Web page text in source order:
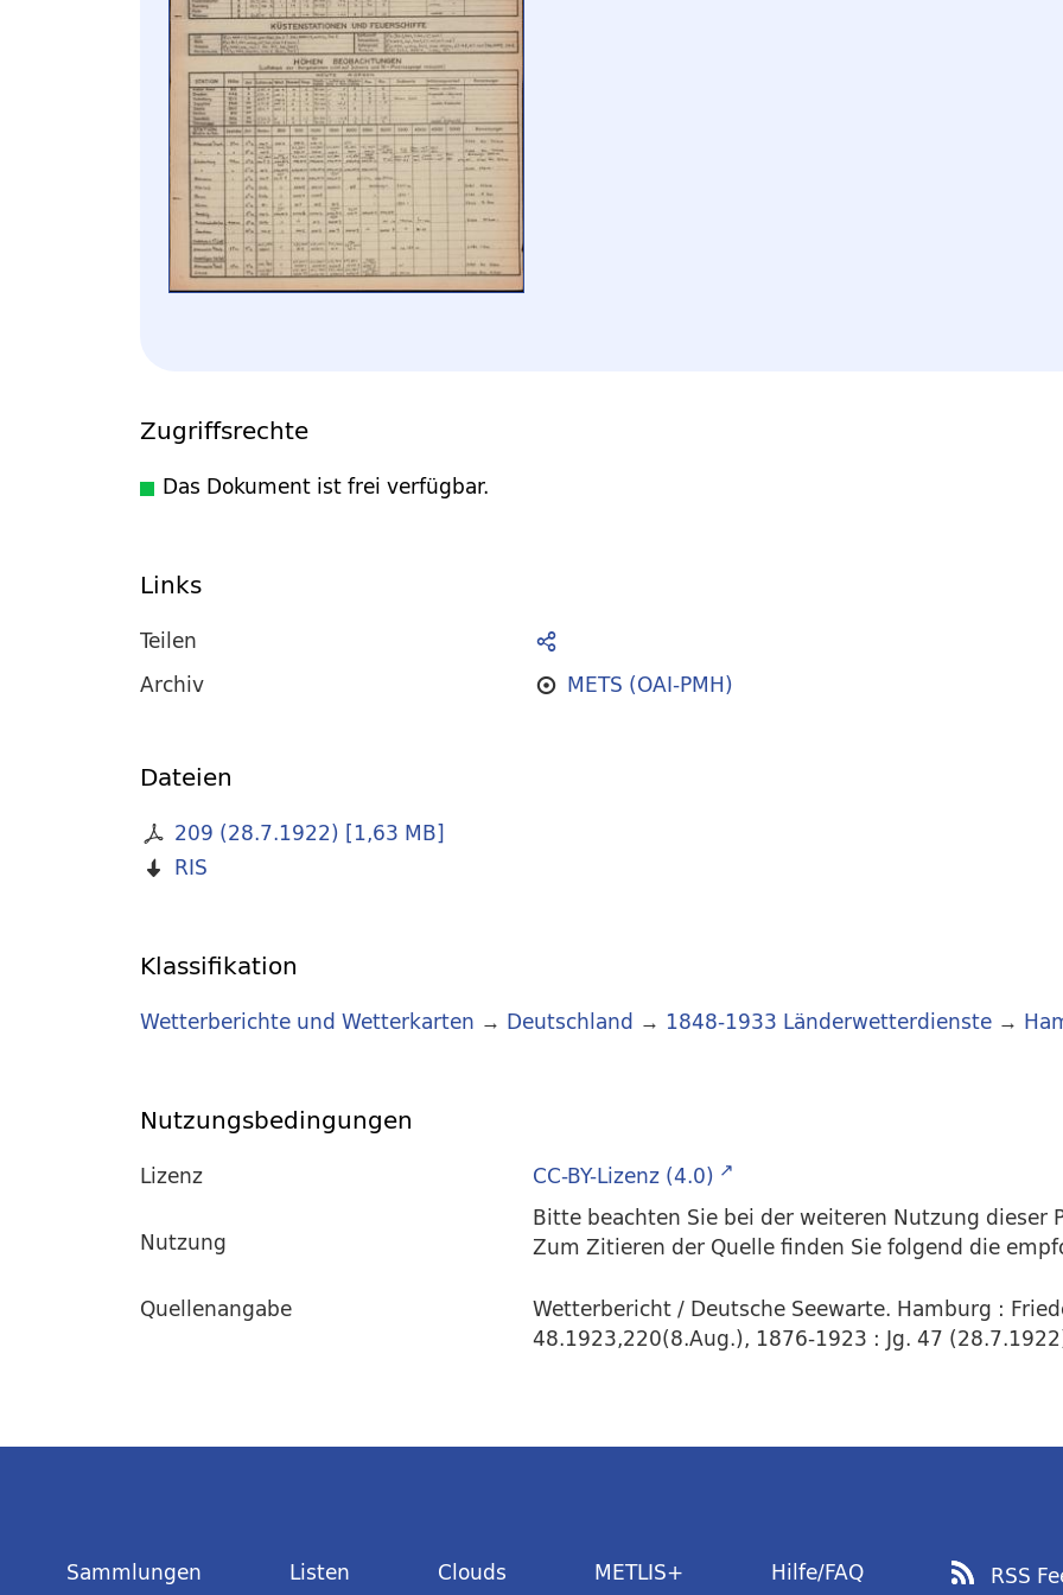
Zugriffsrechte
Das Dokument ist frei verfügbar.
Links
Teilen
Archiv
METS (OAI-PMH)
Dateien
209 (28.7.1922) [1,63 MB]
RIS
Klassifikation
Wetterberichte und Wetterkarten → Deutschland → 1848-1933 Länderwetterdienste →
Nutzungsbedingungen
Lizenz
CC-BY-Lizenz (4.0)
Nutzung
Bitte beachten Sie bei der weiteren Nutzung dieser
Zum Zitieren der Quelle finden Sie folgend die
Quellenangabe
Wetterbericht / Deutsche Seewarte. Hamburg :
48.1923,220(8.Aug.), 1876-1923 : Jg. 47
Sammlungen Listen Clouds METLIS+ Hilfe/FAQ RSS